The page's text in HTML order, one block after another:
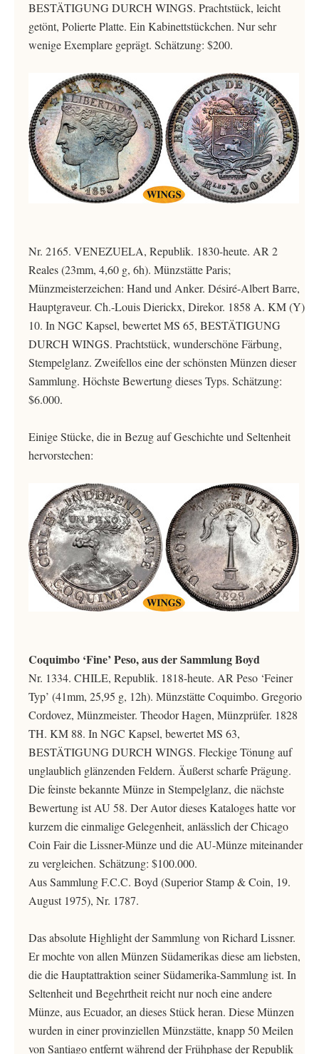
BESTÄTIGUNG DURCH WINGS. Prachtstück, leicht
getönt, Polierte Platte. Ein Kabinettstückchen. Nur sehr
wenige Exemplare geprägt. Schätzung: $200.
Nr. 2165. VENEZUELA, Republik. 1830-heute. AR 2
Reales (23mm, 4,60 g, 6h). Münzstätte Paris;
Münzmeisterzeichen: Hand und Anker. Désiré-Albert Barre,
Hauptgraveur. Ch.-Louis Dierickx, Direkor. 1858 A. KM (Y)
10. In NGC Kapsel, bewertet MS 65, BESTÄTIGUNG
DURCH WINGS. Prachtstück, wunderschöne Färbung,
Stempelglanz. Zweifellos eine der schönsten Münzen dieser
Sammlung. Höchste Bewertung dieses Typs. Schätzung:
$6.000.
Einige Stücke, die in Bezug auf Geschichte und Seltenheit
hervorstechen:
Coquimbo ‘Fine’ Peso, aus der Sammlung Boyd
Nr. 1334. CHILE, Republik. 1818-heute. AR Peso ‘Feiner
Typ’ (41mm, 25,95 g, 12h). Münzstätte Coquimbo. Gregorio
Cordovez, Münzmeister. Theodor Hagen, Münzprüfer. 1828
TH. KM 88. In NGC Kapsel, bewertet MS 63,
BESTÄTIGUNG DURCH WINGS. Fleckige Tönung auf
unglaublich glänzenden Feldern. Äußerst scharfe Prägung.
Die feinste bekannte Münze in Stempelglanz, die nächste
Bewertung ist AU 58. Der Autor dieses Kataloges hatte vor
kurzem die einmalige Gelegenheit, anlässlich der Chicago
Coin Fair die Lissner-Münze und die AU-Münze miteinander
zu vergleichen. Schätzung: $100.000.
Aus Sammlung F.C.C. Boyd (Superior Stamp & Coin, 19.
August 1975), Nr. 1787.
Das absolute Highlight der Sammlung von Richard Lissner.
Er mochte von allen Münzen Südamerikas diese am liebsten,
die die Hauptattraktion seiner Südamerika-Sammlung ist. In
Seltenheit und Begehrtheit reicht nur noch eine andere
Münze, aus Ecuador, an dieses Stück heran. Diese Münzen
wurden in einer provinziellen Münzstätte, knapp 50 Meilen
von Santiago entfernt während der Frühphase der Republik